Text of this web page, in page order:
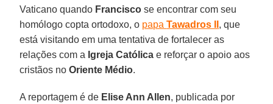
Vaticano quando Francisco se encontrar com seu
homólogo copta ortodoxo, o papaTawadros II , que
está visitando em uma tentativa de fortalecer as
relações com a Igreja Católica e reforçar o apoio aos
cristãos noOriente Médio.
A reportagem é de Elise Ann Allen, publicada por